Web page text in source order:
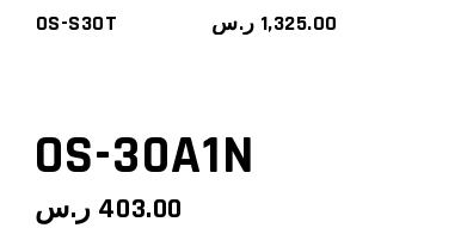
OS-S30T 1,325.00 ر.س
OS-30A1N
403.00 ر.س